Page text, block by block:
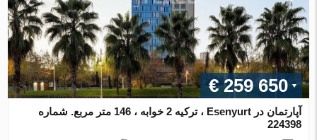
€ 259 650
آپارتمان در Esenyurt ، ترکیه 2 خوابه ، 146 متر مربع. شماره
224398